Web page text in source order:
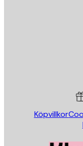
Köpvillkor